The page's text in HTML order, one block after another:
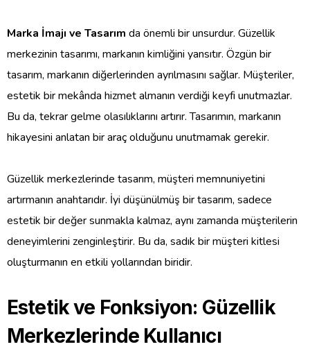
Marka İmajı ve Tasarım da önemli bir unsurdur. Güzellik
merkezinin tasarımı, markanın kimliğini yansıtır. Özgün bir
tasarım, markanın diğerlerinden ayrılmasını sağlar. Müşteriler,
estetik bir mekânda hizmet almanın verdiği keyfi unutmazlar.
Bu da, tekrar gelme olasılıklarını artırır. Tasarımın, markanın
hikayesini anlatan bir araç olduğunu unutmamak gerekir.
Güzellik merkezlerinde tasarım, müşteri memnuniyetini
artırmanın anahtarıdır. İyi düşünülmüş bir tasarım, sadece
estetik bir değer sunmakla kalmaz, aynı zamanda müşterilerin
deneyimlerini zenginleştirir. Bu da, sadık bir müşteri kitlesi
oluşturmanın en etkili yollarından biridir.
Estetik ve Fonksiyon: Güzellik
Merkezlerinde Kullanıcı